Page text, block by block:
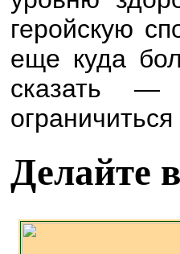
геройскую
еще куда
сказать —
Делайте